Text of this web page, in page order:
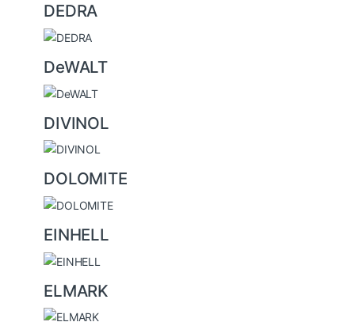
DEDRA
DeWALT
DIVINOL
DOLOMITE
EINHELL
ELMARK